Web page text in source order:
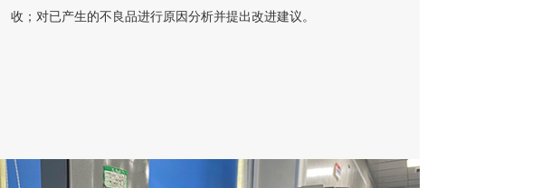
收；对已产生的不良品进行原因分析并提出改进建议。